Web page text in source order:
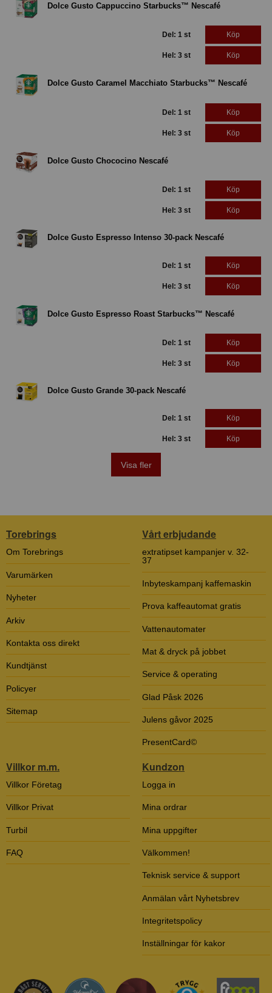
Dolce Gusto Cappuccino Starbucks™ Nescafé
Del: 1 st Köp
Hel: 3 st Köp
Dolce Gusto Caramel Macchiato Starbucks™ Nescafé
Del: 1 st Köp
Hel: 3 st Köp
Dolce Gusto Chococino Nescafé
Del: 1 st Köp
Hel: 3 st Köp
Dolce Gusto Espresso Intenso 30-pack Nescafé
Del: 1 st Köp
Hel: 3 st Köp
Dolce Gusto Espresso Roast Starbucks™ Nescafé
Del: 1 st Köp
Hel: 3 st Köp
Dolce Gusto Grande 30-pack Nescafé
Del: 1 st Köp
Hel: 3 st Köp
Visa fler
Torebrings
Om Torebrings
Varumärken
Nyheter
Arkiv
Kontakta oss direkt
Kundtjänst
Policyer
Sitemap
Vårt erbjudande
extratipset kampanjer v. 32-
37
Inbyteskampanj kaffemaskin
Prova kaffeautomat gratis
Vattenautomater
Mat & dryck på jobbet
Service & operating
Glad Påsk 2026
Julens gåvor 2025
PresentCard©
Villkor m.m.
Villkor Företag
Villkor Privat
Turbil
FAQ
Kundzon
Logga in
Mina ordrar
Mina uppgifter
Välkommen!
Teknisk service & support
Anmälan vårt Nyhetsbrev
Integritetspolicy
Inställningar för kakor